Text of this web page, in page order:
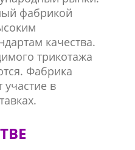
фабрикой
качества.
трикотажа
Фабрика
в